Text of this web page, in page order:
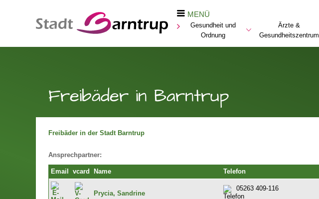
MENÜ
Gesundheit und
Ordnung
Ärzte &
Gesundheitszentrum
Freibäder in Barntrup
Freibäder in der Stadt Barntrup
Ansprechpartner:
Email vcard Name Telefon
Prycia, Sandrine
05263 409-116